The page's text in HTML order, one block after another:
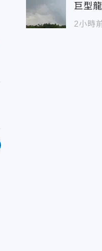
巨型
2小時